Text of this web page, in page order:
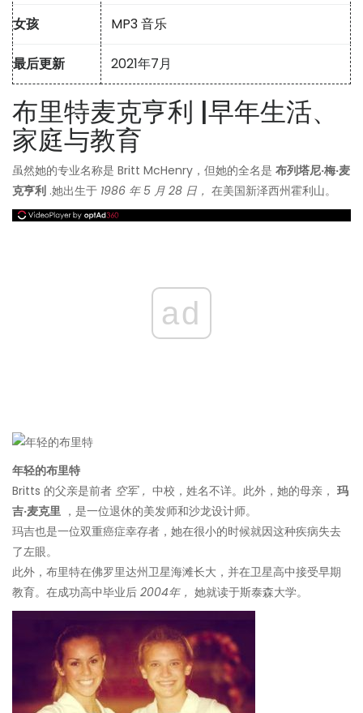
女孩 MP3 音乐
最后更新 2021年7月
布里特麦克亨利 |早年生活、
家庭与教育
虽然她的专业名称是 Britt McHenry，但她的全名是 布列塔尼·梅·麦
克亨利 .她出生于 1986 年 5 月 28 日， 在美国新泽西州霍利山。
ad
年轻的布里特
Britts 的父亲是前者 空军， 中校，姓名不详。此外，她的母亲， 玛
吉·麦克里 ，是一位退休的美发师和沙龙设计师。
玛吉也是一位双重癌症幸存者，她在很小的时候就因这种疾病失去
了左眼。
此外，布里特在佛罗里达州卫星海滩长大，并在卫星高中接受早期
教育。在成功高中毕业后 2004年， 她就读于斯泰森大学。